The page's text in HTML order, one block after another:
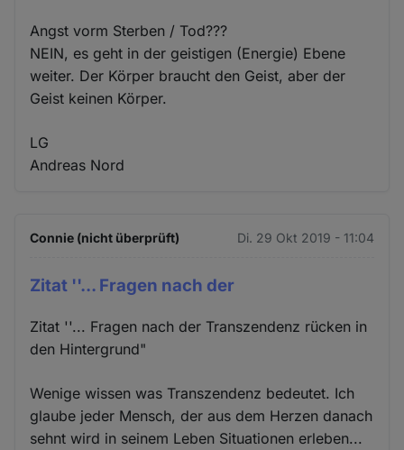
Angst vorm Sterben / Tod???
NEIN, es geht in der geistigen (Energie) Ebene
weiter. Der Körper braucht den Geist, aber der
Geist keinen Körper.
LG
Andreas Nord
Connie (nicht überprüft) Di. 29 Okt 2019 - 11:04
Zitat ''... Fragen nach der
Zitat ''... Fragen nach der Transzendenz rücken in
den Hintergrund"
Wenige wissen was Transzendenz bedeutet. Ich
glaube jeder Mensch, der aus dem Herzen danach
sehnt wird in seinem Leben Situationen erleben...